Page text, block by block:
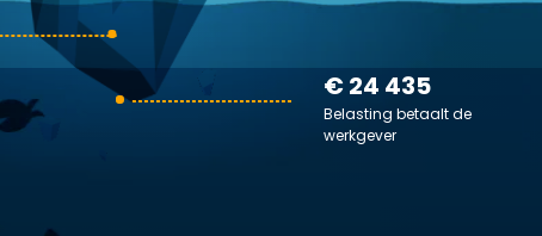
€ 24 435
Belasting betaalt de
werkgever